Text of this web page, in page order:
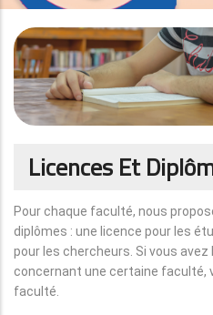
Licences Et
Pour chaque faculté, nous
diplômes : une licence pour les
pour les chercheurs. Si vous
concernant une certaine faculté,
faculté.